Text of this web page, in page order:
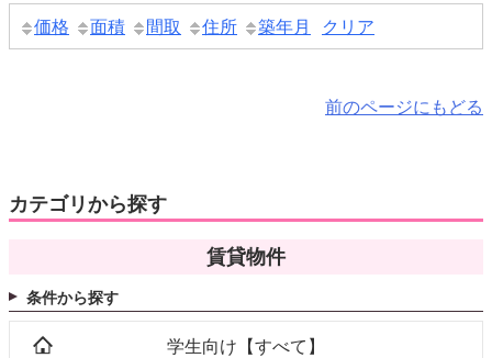
価格 面積 間取 住所 築年月 クリア
前のページにもどる
カテゴリから探す
賃貸物件
条件から探す
学生向け【すべて】